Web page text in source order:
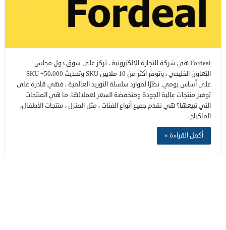
Fordeal هي شركة للتجارة الإلكترونية ، تركز على سوق دول مجلس
التعاون الخليجي ، وتوفر أكثر من 10 ملايين SKU وتحديث 50،000+ SKU
على أساس يومي. نظرًا لموارد سلسلة التوريد العالمية ، فهي قادرة على
توفير منتجات عالية الجودة ومنخفضة السعر لعملائها. ما هي المنتجات
التي تبيعها؟ هي نقدم جميع أنواع الفئات ، مثل المنزل ، منتجات الأطفال،
الماكياج ،…
أكمل القراءة »